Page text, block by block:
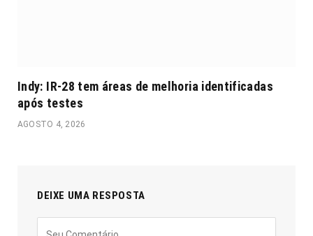
Indy: IR-28 tem áreas de melhoria identificadas
após testes
AGOSTO 4, 2026
DEIXE UMA RESPOSTA